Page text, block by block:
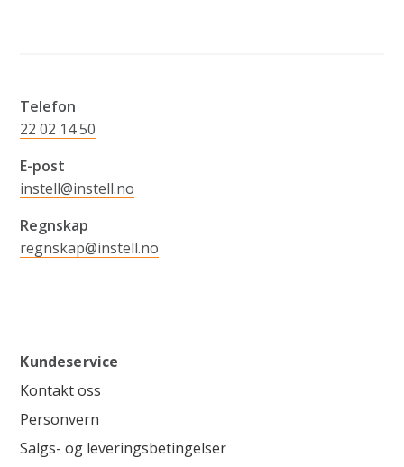
Telefon
22 02 14 50
E-post
instell@instell.no
Regnskap
regnskap@instell.no
Kundeservice
Kontakt oss
Personvern
Salgs- og leveringsbetingelser